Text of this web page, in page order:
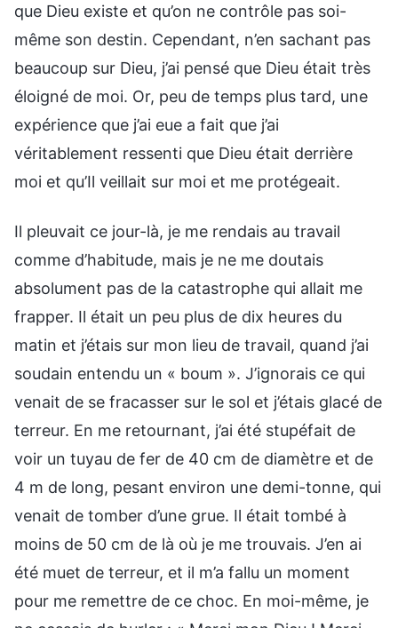
que Dieu existe et qu’on ne contrôle pas soi-
même son destin. Cependant, n’en sachant pas
beaucoup sur Dieu, j’ai pensé que Dieu était très
éloigné de moi. Or, peu de temps plus tard, une
expérience que j’ai eue a fait que j’ai
véritablement ressenti que Dieu était derrière
moi et qu’Il veillait sur moi et me protégeait.
Il pleuvait ce jour-là, je me rendais au travail
comme d’habitude, mais je ne me doutais
absolument pas de la catastrophe qui allait me
frapper. Il était un peu plus de dix heures du
matin et j’étais sur mon lieu de travail, quand j’ai
soudain entendu un « boum ». J’ignorais ce qui
venait de se fracasser sur le sol et j’étais glacé de
terreur. En me retournant, j’ai été stupéfait de
voir un tuyau de fer de 40 cm de diamètre et de
4 m de long, pesant environ une demi-tonne, qui
venait de tomber d’une grue. Il était tombé à
moins de 50 cm de là où je me trouvais. J’en ai
été muet de terreur, et il m’a fallu un moment
pour me remettre de ce choc. En moi-même, je